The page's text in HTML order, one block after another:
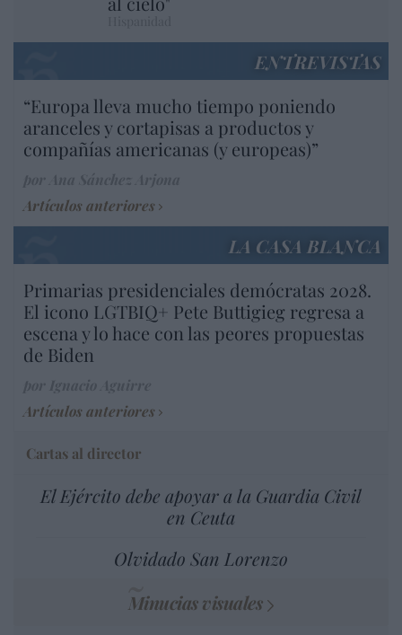
ENTREVISTAS
“Europa lleva mucho tiempo poniendo
aranceles y cortapisas a productos y
compañías americanas (y europeas)”
Artículos anteriores
LA CASA BLANCA
Primarias presidenciales demócratas 2028.
El icono LGTBIQ+ Pete Buttigieg regresa a
escena y lo hace con las peores propuestas
de Biden
Artículos anteriores
Cartas al director
El Ejército debe apoyar a la Guardia Civil
en Ceuta
Olvidado San Lorenzo
Minucias visuales